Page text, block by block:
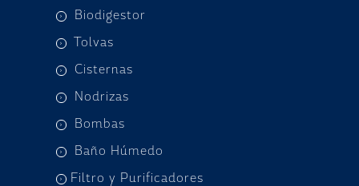
Biodigestor
Tolvas
Cisternas
Nodrizas
Bombas
Baño Húmedo
Filtro y Purificadores